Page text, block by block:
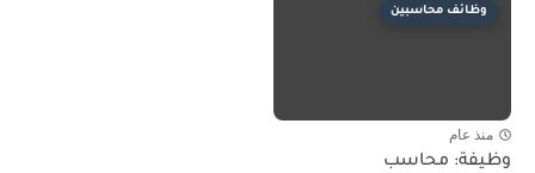
وظائف محاسبين
منذ عام
وظيفة: محاسب